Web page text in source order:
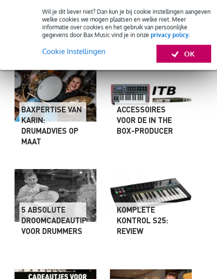
Wil je dit liever niet? Dan kun je bij cookie instellingen aangeven
welke cookies we mogen plaatsen en welke niet. Meer
informatie over cookies en het gebruik van persoonlijke
gegevens door Bax Music vind je in onze privacy policy.
OK
Cookie Instellingen
FacebookWhatsApp
X EmailDelen
BAXPERTISE VAN
KARIN:
DRUMADVIES OP
MAAT
ACCESSOIRES
VOOR DE IN THE
BOX-PRODUCER
5 ABSOLUTE
DROOMCADEAUTIPS
VOOR DRUMMERS
KOMPLETE
KONTROL S25:
REVIEW